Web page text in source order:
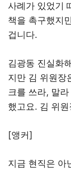
사례가 있었기
책을 촉구했지
겁니다.
김광동 진실화
지만 김 위원장
크를 쓰라, 말
했고요. 김 위
[앵커]
지금 현직은 아